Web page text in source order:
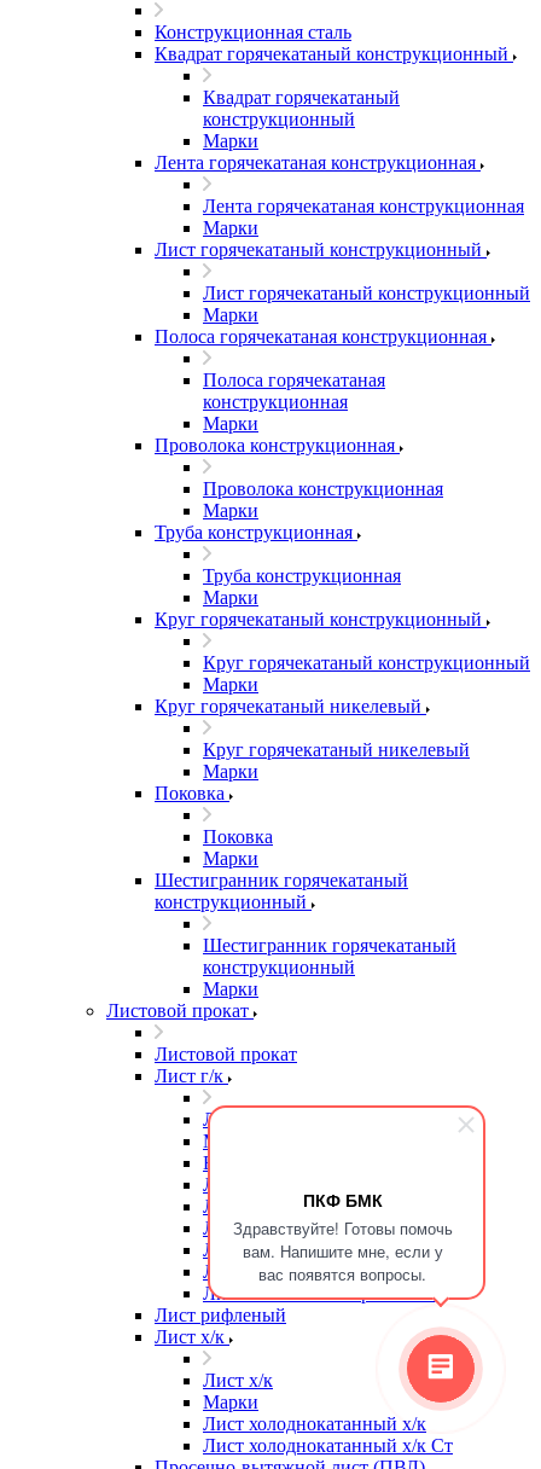
ПКФ БМК
Здравствуйте! Готовы помочь
вам. Напишите мне, если у
вас появятся вопросы.
Конструкционная сталь
Квадрат горячекатаный конструкционный
Квадрат горячекатаный
конструкционный
Марки
Лента горячекатаная конструкционная
Лента горячекатаная конструкционная
Марки
Лист горячекатаный конструкционный
Лист горячекатаный конструкционный
Марки
Полоса горячекатаная конструкционная
Полоса горячекатаная
конструкционная
Марки
Проволока конструкционная
Проволока конструкционная
Марки
Труба конструкционная
Труба конструкционная
Марки
Круг горячекатаный конструкционный
Круг горячекатаный конструкционный
Марки
Круг горячекатаный никелевый
Круг горячекатаный никелевый
Марки
Поковка
Поковка
Марки
Шестигранник горячекатаный
конструкционный
Шестигранник горячекатаный
конструкционный
Марки
Листовой прокат
Листовой прокат
Лист г/к
Лист г/к
Марки
Высокопрочная сталь
Лист г/к
Лист г/к Ст3
Лист г/к износостойкий
Лист г/к конструкционный
Лист г/к мостостроительный
Лист г/к низколегированный
Лист рифленый
Лист х/к
Лист х/к
Марки
Лист холоднокатанный х/к
Лист холоднокатанный х/к Ст